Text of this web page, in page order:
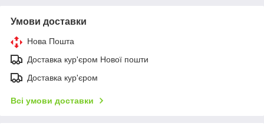
Умови доставки
Нова Пошта
Доставка кур'єром Нової пошти
Доставка кур'єром
Всі умови доставки